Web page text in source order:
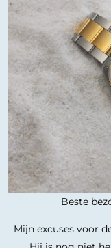
Beste
Mijn excuses voor